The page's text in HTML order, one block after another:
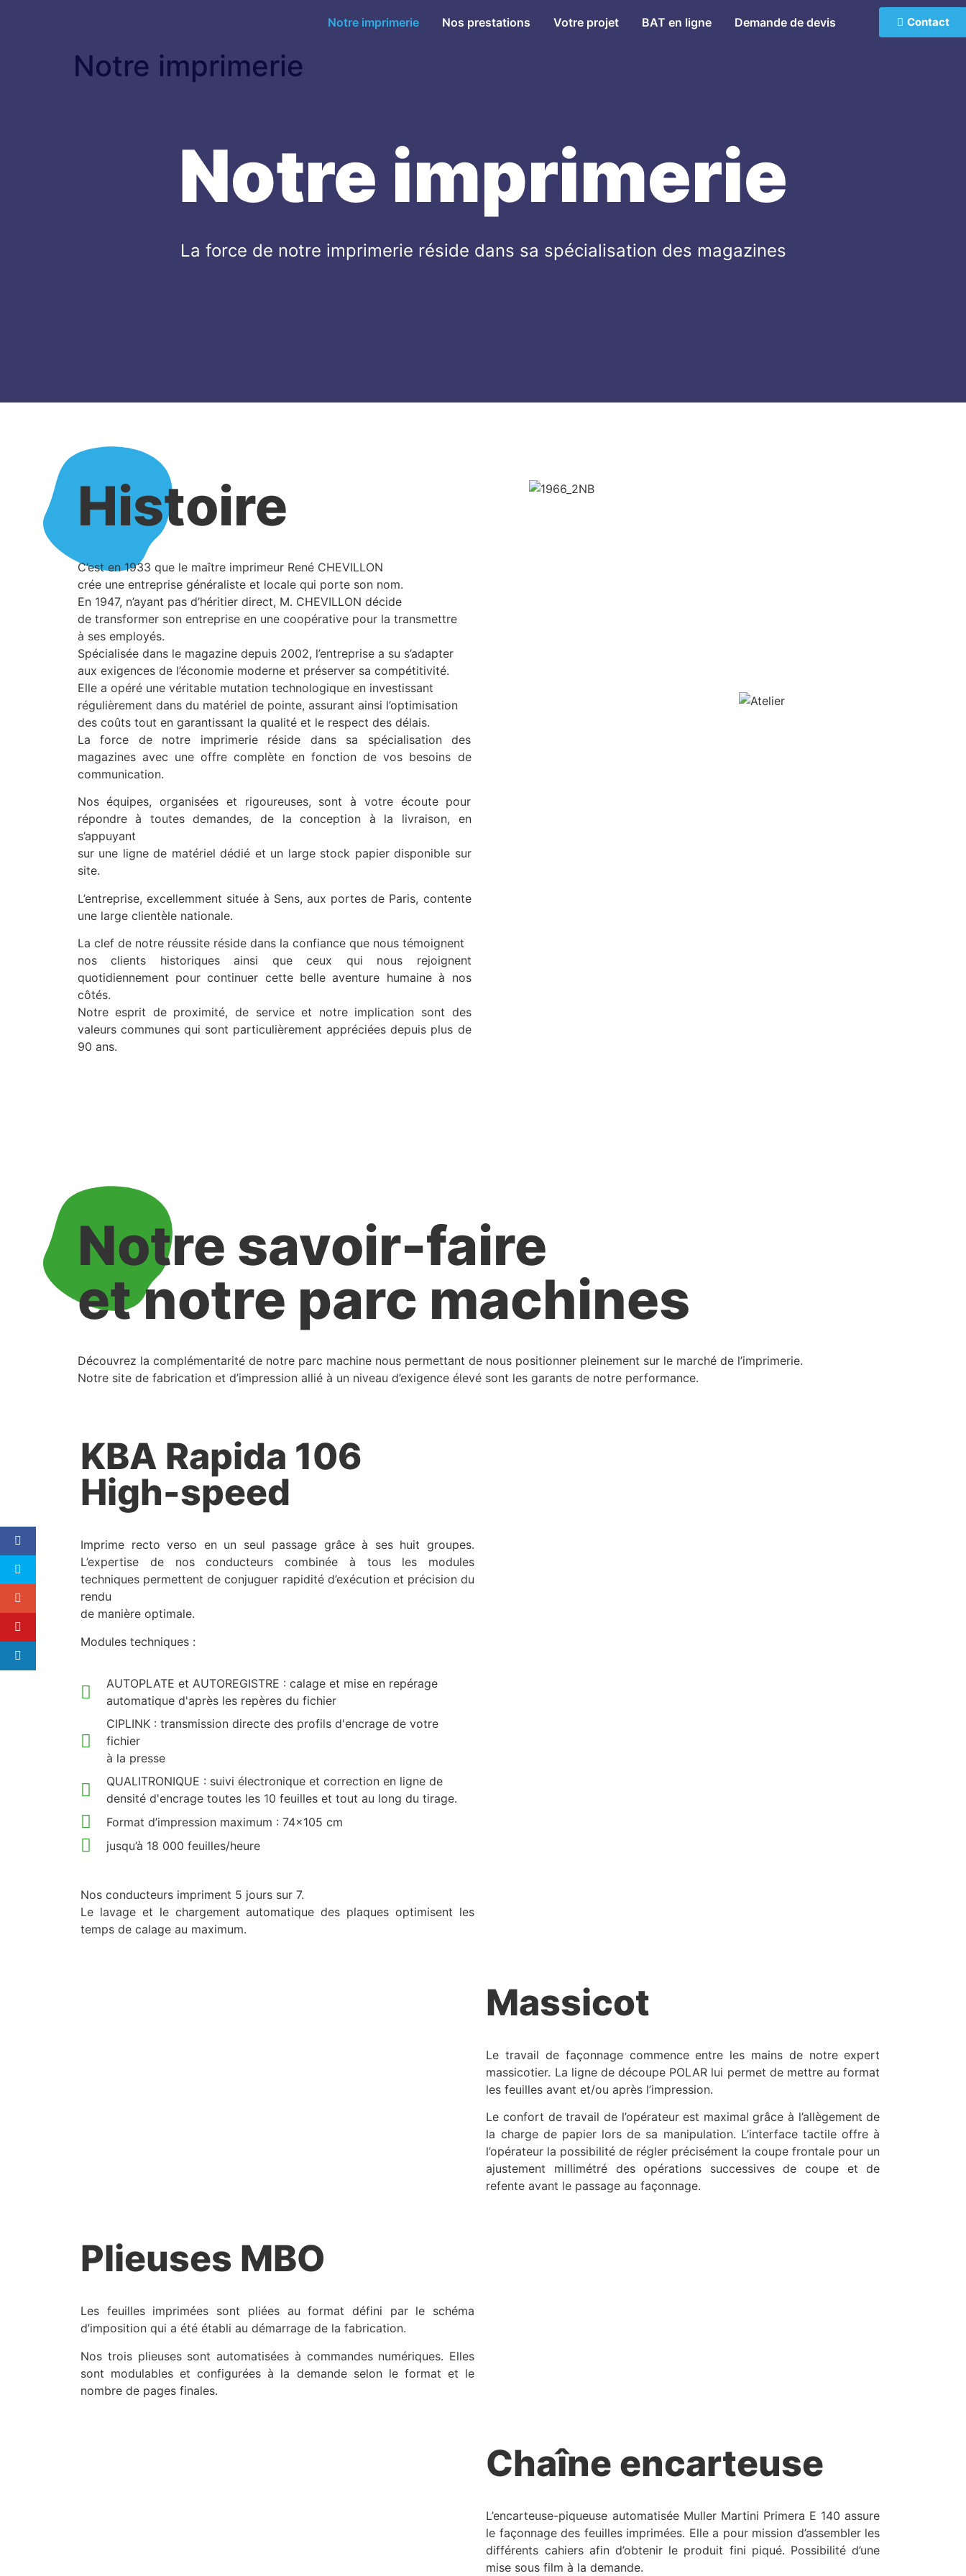
Notre imprimerie Nos prestations Votre projet BAT en ligne Demande de devis Contact
Notre imprimerie
Notre imprimerie
La force de notre imprimerie réside dans sa spécialisation des magazines
Histoire
C’est en 1933 que le maître imprimeur René CHEVILLON
crée une entreprise généraliste et locale qui porte son nom.
En 1947, n’ayant pas d’héritier direct, M. CHEVILLON décide
de transformer son entreprise en une coopérative pour la transmettre
à ses employés.
Spécialisée dans le magazine depuis 2002, l’entreprise a su s’adapter
aux exigences de l’économie moderne et préserver sa compétitivité.
Elle a opéré une véritable mutation technologique en investissant
régulièrement dans du matériel de pointe, assurant ainsi l’optimisation
des coûts tout en garantissant la qualité et le respect des délais.
La force de notre imprimerie réside dans sa spécialisation des
magazines avec une offre complète en fonction de vos besoins de
communication.
Nos équipes, organisées et rigoureuses, sont à votre écoute pour
répondre à toutes demandes, de la conception à la livraison, en
s’appuyant
sur une ligne de matériel dédié et un large stock papier disponible sur
site.
L’entreprise, excellemment située à Sens, aux portes de Paris, contente
une large clientèle nationale.
La clef de notre réussite réside dans la confiance que nous témoignent
nos clients historiques ainsi que ceux qui nous rejoignent
quotidiennement pour continuer cette belle aventure humaine à nos
côtés.
Notre esprit de proximité, de service et notre implication sont des
valeurs communes qui sont particulièrement appréciées depuis plus de
90 ans.
Notre savoir-faire
et notre parc machines
Découvrez la complémentarité de notre parc machine nous permettant de nous positionner pleinement sur le marché de l’imprimerie.
Notre site de fabrication et d’impression allié à un niveau d’exigence élevé sont les garants de notre performance.
KBA Rapida 106
High-speed
Imprime recto verso en un seul passage grâce à ses huit groupes.
L’expertise de nos conducteurs combinée à tous les modules
techniques permettent de conjuguer rapidité d’exécution et précision du
rendu
de manière optimale.
Modules techniques :
AUTOPLATE et AUTOREGISTRE : calage et mise en repérage
automatique d'après les repères du fichier
CIPLINK : transmission directe des profils d'encrage de votre
fichier
à la presse
QUALITRONIQUE : suivi électronique et correction en ligne de
densité d'encrage toutes les 10 feuilles et tout au long du tirage.
Format d’impression maximum : 74x105 cm
jusqu’à 18 000 feuilles/heure
Nos conducteurs impriment 5 jours sur 7.
Le lavage et le chargement automatique des plaques optimisent les
temps de calage au maximum.
Massicot
Le travail de façonnage commence entre les mains de notre expert
massicotier. La ligne de découpe POLAR lui permet de mettre au format
les feuilles avant et/ou après l’impression.
Le confort de travail de l’opérateur est maximal grâce à l’allègement de
la charge de papier lors de sa manipulation. L’interface tactile offre à
l’opérateur la possibilité de régler précisément la coupe frontale pour un
ajustement millimétré des opérations successives de coupe et de
refente avant le passage au façonnage.
Plieuses MBO
Les feuilles imprimées sont pliées au format défini par le schéma
d’imposition qui a été établi au démarrage de la fabrication.
Nos trois plieuses sont automatisées à commandes numériques. Elles
sont modulables et configurées à la demande selon le format et le
nombre de pages finales.
Chaîne encarteuse
L’encarteuse-piqueuse automatisée Muller Martini Primera E 140 assure
le façonnage des feuilles imprimées. Elle a pour mission d’assembler les
différents cahiers afin d’obtenir le produit fini piqué. Possibilité d’une
mise sous film à la demande.